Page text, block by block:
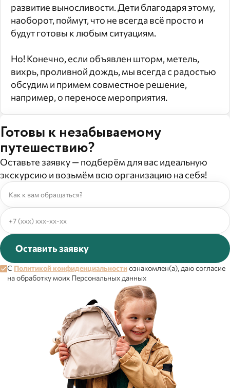
развитие выносливости. Дети благодаря этому,
наоборот, поймут, что не всегда всё просто и
будут готовы к любым ситуациям.
Но! Конечно, если объявлен шторм, метель,
вихрь, проливной дождь, мы всегда с радостью
обсудим и примем совместное решение,
например, о переносе мероприятия.
Готовы к незабываемому
путешествию?
Оставьте заявку — подберём для вас идеальную
экскурсию и возьмём всю организацию на себя!
С Политикой конфиденциальностиознакомлен(а), даю согласие
на обработку моих Персональных данных
Оставить заявку